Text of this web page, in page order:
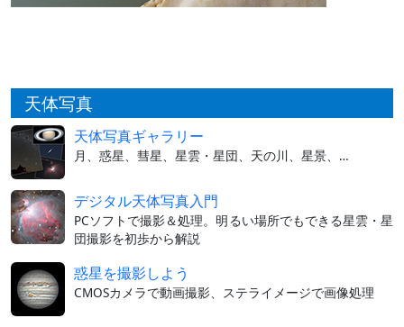
天体写真
天体写真ギャラリー
月、惑星、彗星、星雲・星団、天の川、星景、…
デジタル天体写真入門
PCソフトで撮影＆処理。明るい場所でもできる星雲・星
団撮影を初歩から解説
惑星を撮影しよう
CMOSカメラで動画撮影、ステライメージで画像処理